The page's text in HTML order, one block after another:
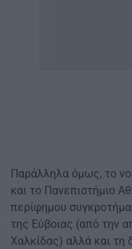
Παράλληλα όμως, το
και το Πανεπιστήμιο
περίφημου
της Εύβοιας (από την
Χαλκίδας) αλλά και τη